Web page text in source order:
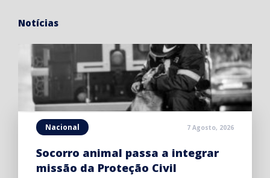
Notícias
Nacional 7 Agosto, 2026
Socorro animal passa a integrar
missão da Proteção Civil